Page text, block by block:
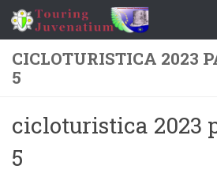
Salta al contenuto
CICLOTURISTICA 2023
5
cicloturistica 2023
5